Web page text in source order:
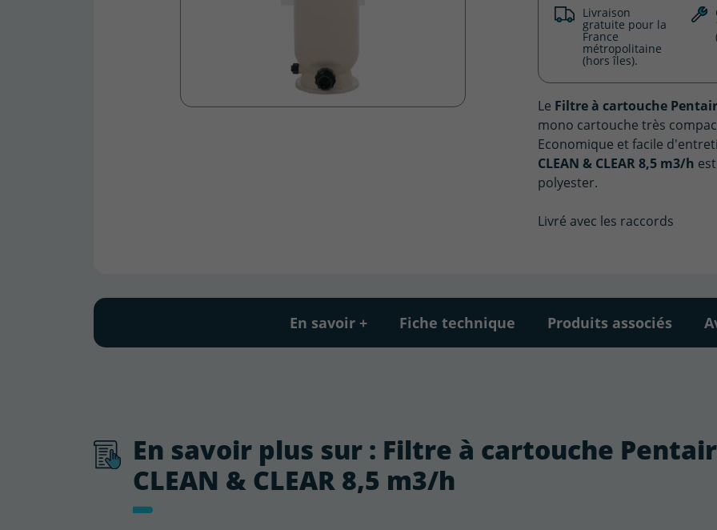
Livraison
gratuite pour la
France
métropolitaine
(hors îles).
Le Filtre à cartouche Pentair
mono cartouche très
Economique et facile
CLEAN & CLEAR 8,5 m3/h
polyester.
Livré avec les raccords
En savoir + Fiche technique Produits associés
En savoir plus sur : Filtre à cartouche Pentair
CLEAN & CLEAR 8,5 m3/h